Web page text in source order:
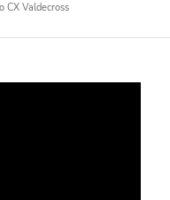
CX Valdecross